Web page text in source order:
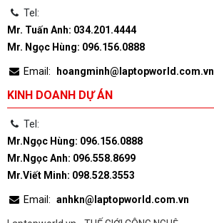
Tel:
Mr. Tuấn Anh: 034.201.4444
Mr. Ngọc Hùng: 096.156.0888
Email: hoangminh@laptopworld.com.vn
KINH DOANH DỰ ÁN
Tel:
Mr.Ngọc Hùng: 096.156.0888
Mr.Ngọc Anh: 096.558.8699
Mr.Viết Minh: 098.528.3553
Email: anhkn@laptopworld.com.vn